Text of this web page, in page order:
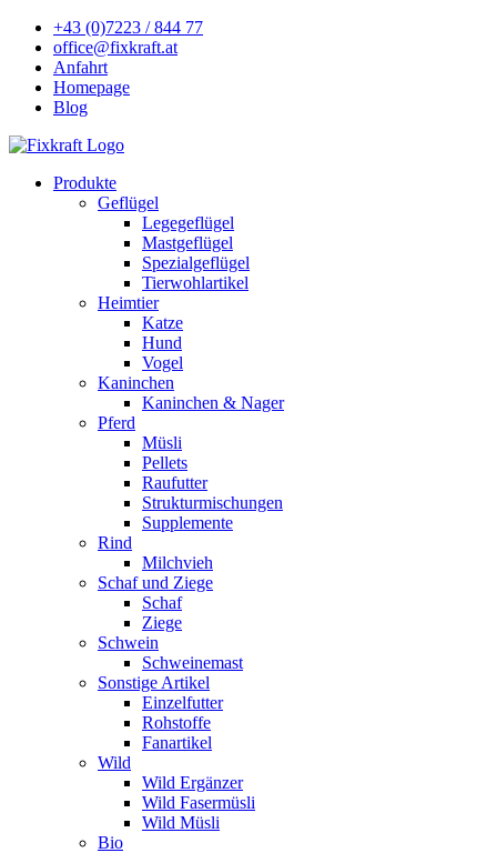
+43 (0)7223 / 844 77
office@fixkraft.at
Anfahrt
Homepage
Blog
Produkte
Geflügel
Legegeflügel
Mastgeflügel
Spezialgeflügel
Tierwohlartikel
Heimtier
Katze
Hund
Vogel
Kaninchen
Kaninchen & Nager
Pferd
Müsli
Pellets
Raufutter
Strukturmischungen
Supplemente
Rind
Milchvieh
Schaf und Ziege
Schaf
Ziege
Schwein
Schweinemast
Sonstige Artikel
Einzelfutter
Rohstoffe
Fanartikel
Wild
Wild Ergänzer
Wild Fasermüsli
Wild Müsli
Bio